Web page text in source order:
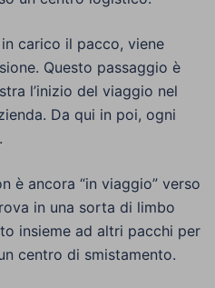
carico il pacco, viene
Questo passaggio è
l’inizio del viaggio nel
Da qui in poi, ogni
è ancora “in viaggio” verso
in una sorta di limbo
insieme ad altri pacchi per
centro di smistamento.